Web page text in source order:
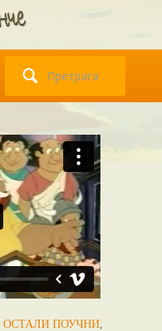
ОСТАЛИ ПОУЧНИ,